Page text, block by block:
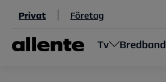
Hoppa till huvudinnehåll
Privat Företag
Tv Bredband